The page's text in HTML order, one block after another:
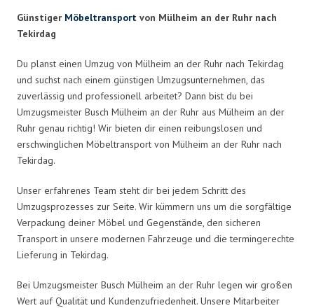
Günstiger Möbeltransport von Mülheim an der Ruhr nach
Tekirdag
Du planst einen Umzug von Mülheim an der Ruhr nach Tekirdag
und suchst nach einem günstigen Umzugsunternehmen, das
zuverlässig und professionell arbeitet? Dann bist du bei
Umzugsmeister Busch Mülheim an der Ruhr aus Mülheim an der
Ruhr genau richtig! Wir bieten dir einen reibungslosen und
erschwinglichen Möbeltransport von Mülheim an der Ruhr nach
Tekirdag.
Unser erfahrenes Team steht dir bei jedem Schritt des
Umzugsprozesses zur Seite. Wir kümmern uns um die sorgfältige
Verpackung deiner Möbel und Gegenstände, den sicheren
Transport in unsere modernen Fahrzeuge und die termingerechte
Lieferung in Tekirdag.
Bei Umzugsmeister Busch Mülheim an der Ruhr legen wir großen
Wert auf Qualität und Kundenzufriedenheit. Unsere Mitarbeiter